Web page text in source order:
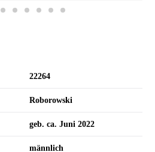
22264
Roborowski
geb. ca. Juni 2022
männlich